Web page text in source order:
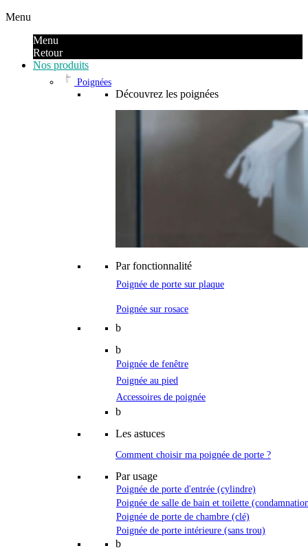
Menu
Menu
Retour
Nos produits
Poignées
Découvrez les poignées
Par fonctionnalité
Poignée de porte sur plaque
Poignée sur rosace
b
b
Poignée de fenêtre
Poignée au pied
Accessoires de poignée
b
Les astuces
Comment choisir ma poignée de porte ?
Par usage
Poignée de porte d'entrée (cylindre)
Poignée de salle de bain et toilette
Poignée de porte de chambre (clé)
Poignée de porte intérieure (sans trou)
b